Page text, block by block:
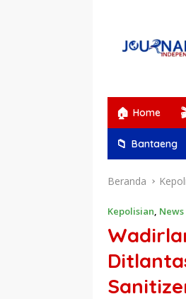
🏠 Home
📁 Bantaeng
Beranda
Kepolisian, News